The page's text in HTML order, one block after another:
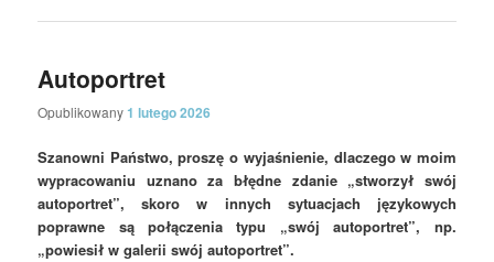
Autoportret
Opublikowany1 lutego 2026
Szanowni Państwo, proszę o wyjaśnienie, dlaczego w moim
wypracowaniu uznano za błędne zdanie „stworzył swój
autoportret”, skoro w innych sytuacjach językowych
poprawne są połączenia typu „swój autoportret”, np.
„powiesił w galerii swój autoportret”.